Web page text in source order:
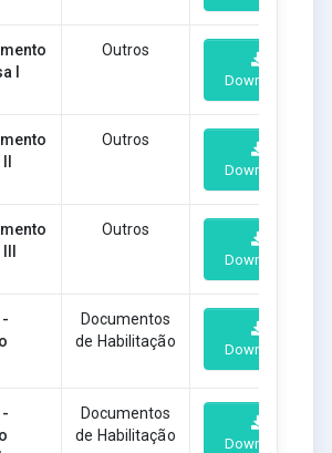
I
Outros
Download
Outros
Download
Outros
Download
-
Documentos
de Habilitação
Download
-
Documentos
de Habilitação
Download